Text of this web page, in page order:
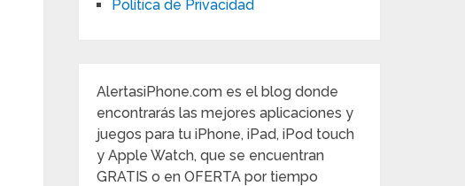
Política de Privacidad
AlertasiPhone.com es el blog donde
encontrarás las mejores aplicaciones y
juegos para tu iPhone, iPad, iPod touch
y Apple Watch, que se encuentran
GRATIS o en OFERTA por tiempo